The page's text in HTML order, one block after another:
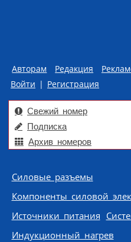
Авторам Редакция
Войти | Регистрация
Свежий номер
Подписка
Архив номеров
Skip to content
Силовые разъемы
Компоненты силовой
Источники питания
Индукционный нагрев